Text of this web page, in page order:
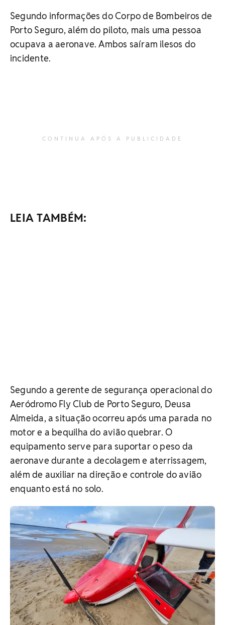
Segundo informações do Corpo de Bombeiros de
Porto Seguro, além do piloto, mais uma pessoa
ocupava a aeronave. Ambos saíram ilesos do
incidente.
CONTINUA APÓS A PUBLICIDADE
LEIA TAMBÉM:
Segundo a gerente de segurança operacional do
Aeródromo Fly Club de Porto Seguro, Deusa
Almeida, a situação ocorreu após uma parada no
motor e a bequilha do avião quebrar. O
equipamento serve para suportar o peso da
aeronave durante a decolagem e aterrissagem,
além de auxiliar na direção e controle do avião
enquanto está no solo.